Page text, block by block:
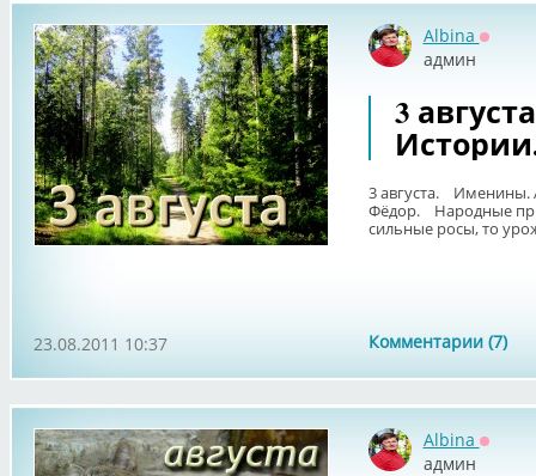
Albina
админ
3
3 августа. Именины.
Фёдор. Народные
сильные росы, то
Комментарии (7)
23.08.2011 10:37
Albina
админ